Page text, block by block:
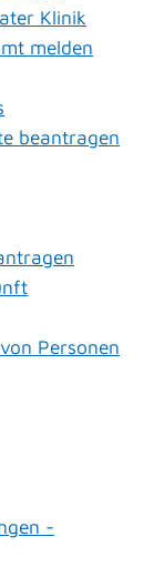
Klinik
melden
beantragen
Personen
-